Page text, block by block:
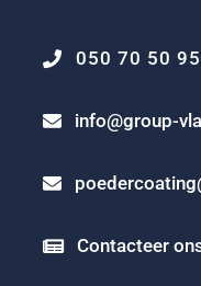
050 70 50 95
info@group-
Contacteer